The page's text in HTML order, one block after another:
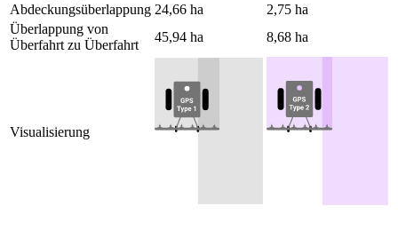
Abdeckungsüberlappung 24,66 ha
2,75 ha
Überlappung von
Überfahrt zu Überfahrt
45,94 ha 8,68 ha
Visualisierung